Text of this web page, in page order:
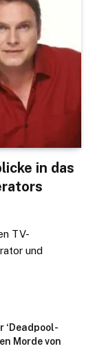
in das
TV-
und
‘Deadpool-
Morde von